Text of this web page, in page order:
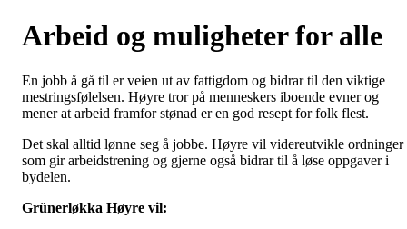
Arbeid og muligheter for alle
En jobb å gå til er veien ut av fattigdom og bidrar til den viktige
mestringsfølelsen. Høyre tror på menneskers iboende evner og
mener at arbeid framfor stønad er en god resept for folk flest.
Det skal alltid lønne seg å jobbe. Høyre vil videreutvikle ordninger
som gir arbeidstrening og gjerne også bidrar til å løse oppgaver i
bydelen.
Grünerløkka Høyre vil: